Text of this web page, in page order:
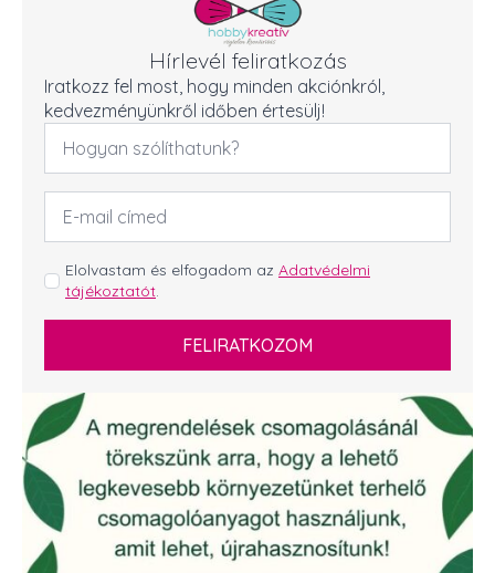
Hírlevél feliratkozás
Iratkozz fel most, hogy minden akciónkról,
kedvezményünkről időben értesülj!
Név
Email
cím
GDPR
*
Elolvastam és elfogadom az Adatvédelmi
tájékoztatót.
FELIRATKOZOM